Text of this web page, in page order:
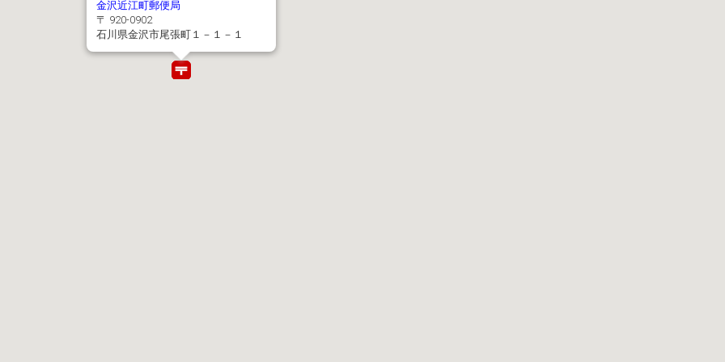
金沢近江町郵便局
〒 920-0902
石川県金沢市尾張町１－１－１